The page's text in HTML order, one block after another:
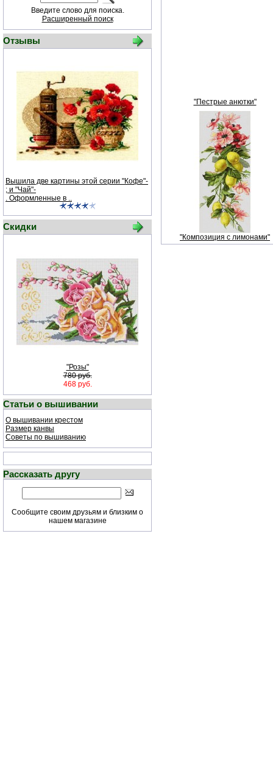
Введите слово для поиска.
Расширенный поиск
Отзывы
Вышила две картины этой серии "Кофе"-
; и "Чай"-
. Оформленные в ..
Скидки
"Розы"
780 руб.
468 руб.
Статьи о вышивании
О вышивании крестом
Размер канвы
Советы по вышиванию
Рассказать другу
Сообщите своим друзьям и близким о
нашем магазине
"Пестрые анютки"
"Композиция с лимонами"